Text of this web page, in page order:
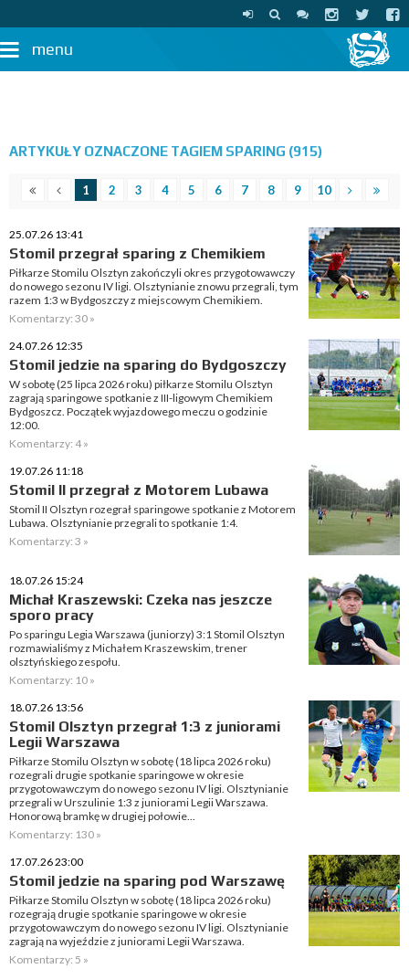
menu
ARTYKUŁY OZNACZONE TAGIEM SPARING (915)
1 2 3 4 5 6 7 8 9 10
25.07.26 13:41
Stomil przegrał sparing z Chemikiem
Piłkarze Stomilu Olsztyn zakończyli okres przygotowawczy
do nowego sezonu IV ligi. Olsztynianie znowu przegrali, tym
razem 1:3 w Bydgoszczy z miejscowym Chemikiem.
Komentarzy: 30 »
24.07.26 12:35
Stomil jedzie na sparing do Bydgoszczy
W sobotę (25 lipca 2026 roku) piłkarze Stomilu Olsztyn
zagrają sparingowe spotkanie z III-ligowym Chemikiem
Bydgoszcz. Początek wyjazdowego meczu o godzinie
12:00.
Komentarzy: 4 »
19.07.26 11:18
Stomil II przegrał z Motorem Lubawa
Stomil II Olsztyn rozegrał sparingowe spotkanie z Motorem
Lubawa. Olsztynianie przegrali to spotkanie 1:4.
Komentarzy: 3 »
18.07.26 15:24
Michał Kraszewski: Czeka nas jeszcze
sporo pracy
Po sparingu Legia Warszawa (juniorzy) 3:1 Stomil Olsztyn
rozmawialiśmy z Michałem Kraszewskim, trener
olsztyńskiego zespołu.
Komentarzy: 10 »
18.07.26 13:56
Stomil Olsztyn przegrał 1:3 z juniorami
Legii Warszawa
Piłkarze Stomilu Olsztyn w sobotę (18 lipca 2026 roku)
rozegrali drugie spotkanie sparingowe w okresie
przygotowawczym do nowego sezonu IV ligi. Olsztynianie
przegrali w Urszulinie 1:3 z juniorami Legii Warszawa.
Honorową bramkę w drugiej połowie...
Komentarzy: 130 »
17.07.26 23:00
Stomil jedzie na sparing pod Warszawę
Piłkarze Stomilu Olsztyn w sobotę (18 lipca 2026 roku)
rozegrają drugie spotkanie sparingowe w okresie
przygotowawczym do nowego sezonu IV ligi. Olsztynianie
zagrają na wyjeździe z juniorami Legii Warszawa.
Komentarzy: 5 »